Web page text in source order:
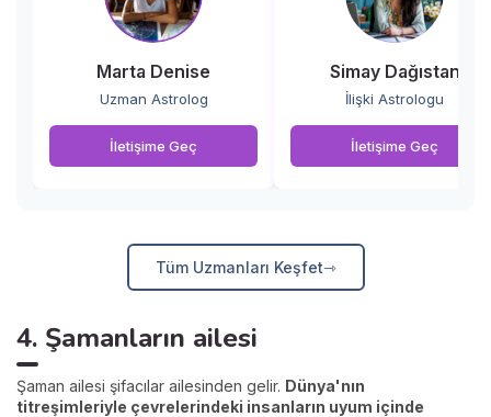
Marta Denise
Uzman Astrolog
İletişime Geç
Simay Dağıstan
İlişki Astrologu
İletişime Geç
Tüm Uzmanları Keşfet
4. Şamanların ailesi
Şaman ailesi şifacılar ailesinden gelir. Dünya'nın
titreşimleriyle çevrelerindeki insanların uyum içinde